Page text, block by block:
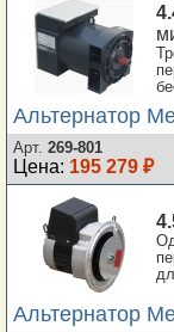
Альтернатор
Арт. 269-801
Цена: 195 279 ₽
Альтернатор